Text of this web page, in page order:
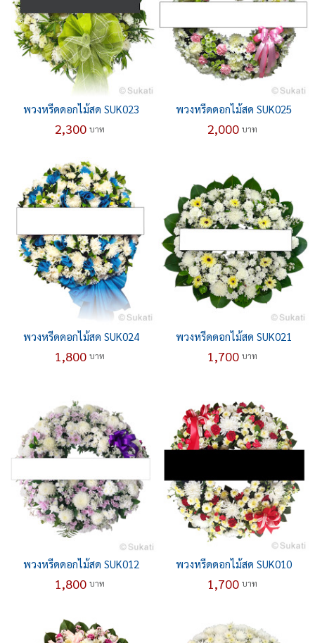
พวงหรีดดอกไม้สด SUK023
2,300 บาท
พวงหรีดดอกไม้สด SUK025
2,000 บาท
พวงหรีดดอกไม้สด SUK024
1,800 บาท
พวงหรีดดอกไม้สด SUK021
1,700 บาท
พวงหรีดดอกไม้สด SUK012
1,800 บาท
พวงหรีดดอกไม้สด SUK010
1,700 บาท